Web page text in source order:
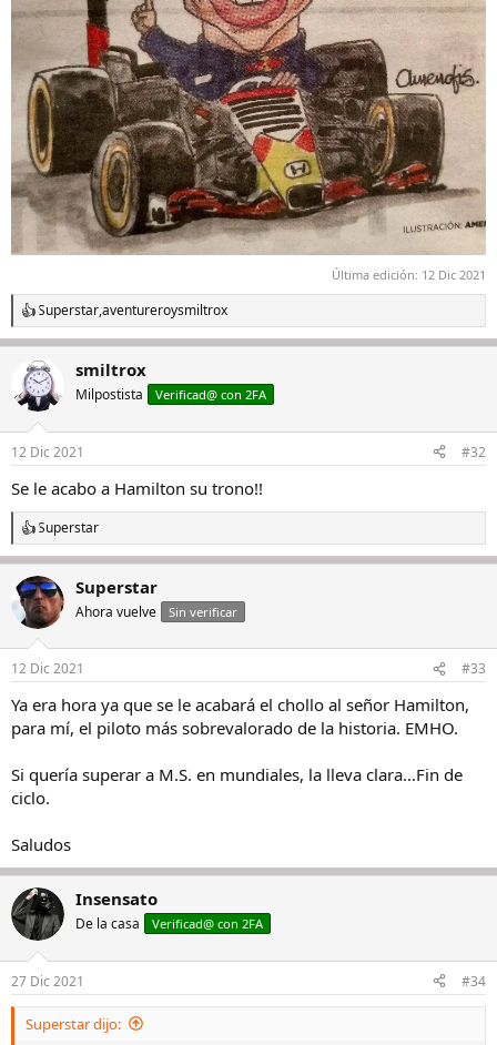
Última edición: 12 Dic 2021
R
e
c
i
e
:
Superstar,aventureroysmiltrox
smiltrox
Milpostista Verificad@ con 2FA
12 Dic 2021 #32
Se le acabo a Hamilton su trono!!
R
e
a
c
c
i
e
:
Superstar
Superstar
Ahora vuelve Sin verificar
12 Dic 2021 #33
Ya era hora ya que se le acabará el chollo al señor Hamilton,
para mí, el piloto más sobrevalorado de la historia. EMHO.
Si quería superar a M.S. en mundiales, la lleva clara…Fin de
ciclo.
Saludos
Insensato
De la casa Verificad@ con 2FA
27 Dic 2021 #34
Superstar dijo: